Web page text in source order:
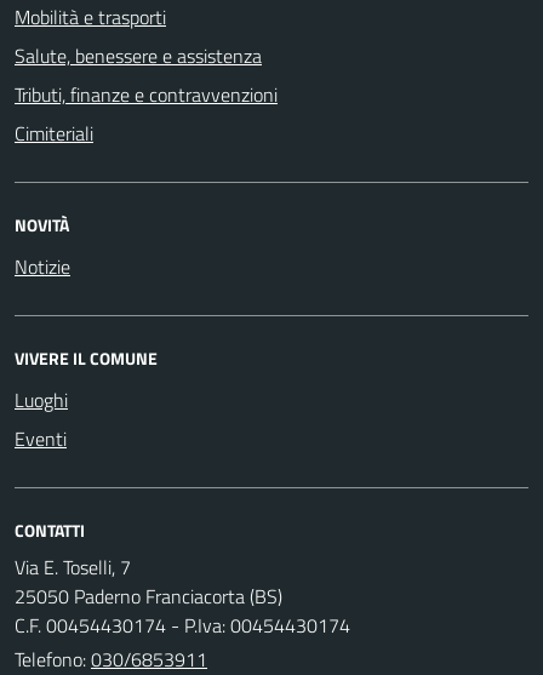
Mobilità e trasporti
Salute, benessere e assistenza
Tributi, finanze e contravvenzioni
Cimiteriali
NOVITÀ
Notizie
VIVERE IL COMUNE
Luoghi
Eventi
CONTATTI
Via E. Toselli, 7
25050 Paderno Franciacorta (BS)
C.F. 00454430174 - P.Iva: 00454430174
Telefono:030/6853911